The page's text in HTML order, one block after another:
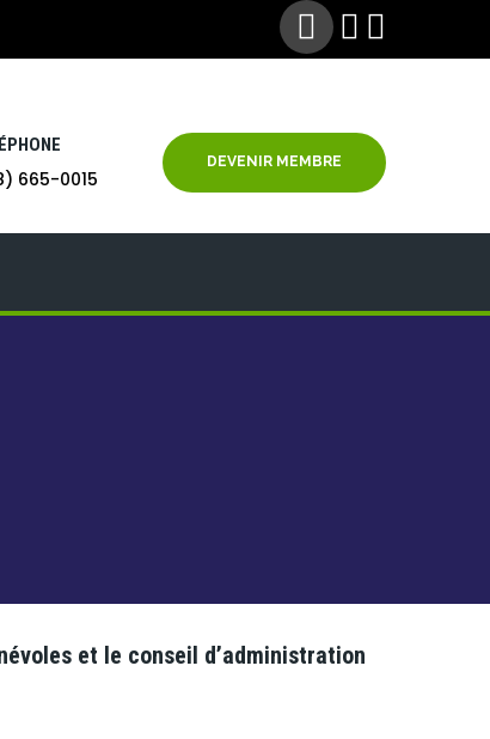
665-0015
DEVENIR MEMBRE
et le conseil d’administration